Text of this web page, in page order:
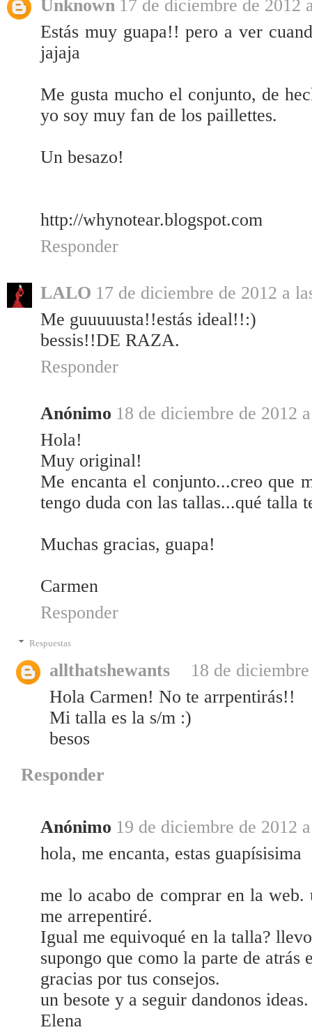
Unknown 17 de diciembre de 2012
Estás muy guapa!! pero a ver
jajaja
Me gusta mucho el conjunto, de
yo soy muy fan de los paillettes.
Un besazo!
http://whynotear.blogspot.com
Responder
LALO 17 de diciembre de 2012 a
Me guuuuusta!!estás ideal!!:)
bessis!!DE RAZA.
Responder
Anónimo 18 de diciembre de 2012
Hola!
Muy original!
Me encanta el conjunto...creo que
tengo duda con las tallas...qué talla
Muchas gracias, guapa!
Carmen
Responder
Respuestas
allthatshewants
18 de
Hola Carmen! No te arrpentirás!!
Mi talla es la s/m :)
besos
Responder
Anónimo 19 de diciembre de 2012
hola, me encanta, estas guapísisima
me lo acabo de comprar en la
me arrepentiré.
Igual me equivoqué en la talla?
supongo que como la parte de atrás
gracias por tus consejos.
un besote y a seguir dandonos ideas.
Elena